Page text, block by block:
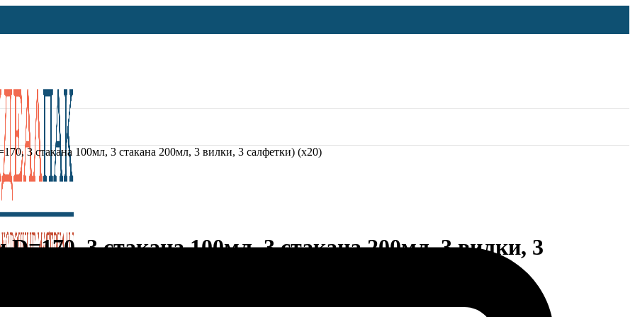
3 стакана 100мл, 3 стакана 200мл, 3 вилки, 3 салфетки) (х20)
3 стакана 100мл, 3 стакана 200мл, 3 вилки, 3